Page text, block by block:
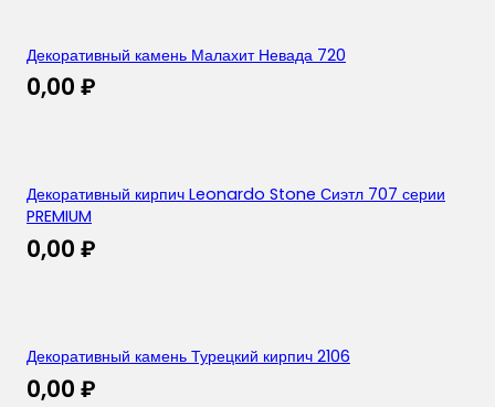
Декоративный камень Малахит Невада 720
0,00 ₽
Декоративный кирпич Leonardo Stone Сиэтл 707 серии
PREMIUM
0,00 ₽
Декоративный камень Турецкий кирпич 2106
0,00 ₽